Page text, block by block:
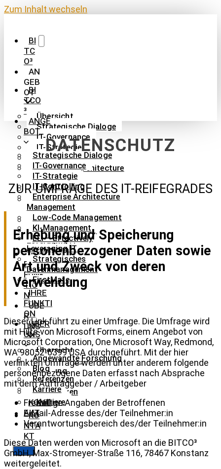
Zum Inhalt wechseln
BI
TC
O³
AN
GEB
OT
Übersicht
Strategische Dialoge
IT-Governance
IT-Strategie
IT-Controlling
Enterprise Architecture
Management
FirstMate
Low-Code
Management
KI-Management
ELI – Effectively
Leveraging IT
IHR
E
FUNK
TIO
N
ÜBE
R
UNS
Übersicht
Angewandte
Forschung
Blog
Referenzen
Karriere
KO
NTA
KT
BI
TCO
³
ANGE
BOT
Strategische Dialoge
IT-Governance
IT-Strategie
IT-Controlling
Enterprise Architecture
Management
Low-Code Management
KI-Management
ELI – Effectively
Leveraging IT
Strategisches
Datenmanagement
FirstMate
IHRE
FUNKTI
ON
ÜBER
UNS
Angewandte Forschung
Blog
Referenzen
Karriere
KONT
AKT
DATENSCHUTZ
ZUR UMFRAGE DES IT-REIFEGRADES
Erhebung und Speicherung
personenbezogener Daten sowie
Art und Zweck von deren
Verwendung
Dieser Link führt zu einer Umfrage. Die Umfrage wird
mit Hilfe von Microsoft Forms, einem Angebot von
Microsoft Corporation, One Microsoft Way, Redmond,
WA 98052-6399 USA durchgeführt. Mit der hier
verlinkten Umfrage werden unter anderem folgende
personenbezogene Daten erfasst nach Absprache
mit dem Auftraggeber / Arbeitgeber
Freiwillige Angaben der Betroffenen
E-Mail-Adresse des/der Teilnehmer:in
Verantwortungsbereich des/der Teilnehmer:in
Diese Daten werden von Microsoft an die BITCO³
GmbH, Max-Stromeyer-Straße 116, 78467 Konstanz
weitergeleitet.